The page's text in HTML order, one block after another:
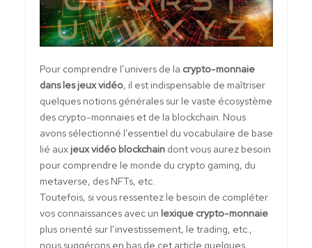
Pour comprendre l’univers de la crypto-monnaie
dans les jeux vidéo, il est indispensable de maîtriser
quelques notions générales sur le vaste écosystème
des crypto-monnaies et de la blockchain. Nous
avons sélectionné l’essentiel du vocabulaire de base
lié aux jeux vidéo blockchaindont vous aurez besoin
pour comprendre le monde du crypto gaming, du
metaverse, des NFTs, etc.
Toutefois, si vous ressentez le besoin de compléter
vos connaissances avec un lexique crypto-monnaie
plus orienté sur l’investissement, le trading, etc.,
nous suggérons en bas de cet article quelques